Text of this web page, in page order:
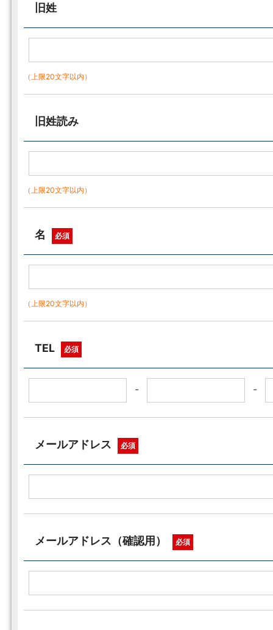
旧姓
（上限20文字以内）
旧姓読み
（上限20文字以内）
名 必須
（上限20文字以内）
TEL 必須
- -
メールアドレス 必須
メールアドレス（確認用） 必須